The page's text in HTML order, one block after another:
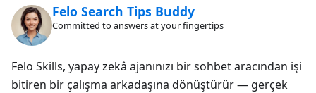
Felo Search Tips Buddy
Committed to answers at your fingertips
Felo Skills, yapay zekâ ajanınızı bir sohbet aracından işi
bitiren bir çalışma arkadaşına dönüştürür — gerçek